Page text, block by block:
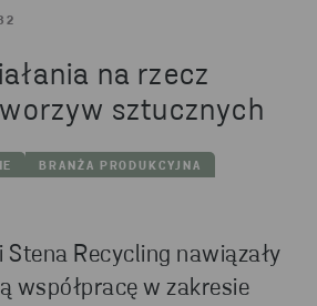
na rzecz
sztucznych
BRANŻA PRODUKCYJNA
Stena Recycling nawiązały
współpracę w zakresie